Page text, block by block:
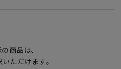
商品は、
ただけます。